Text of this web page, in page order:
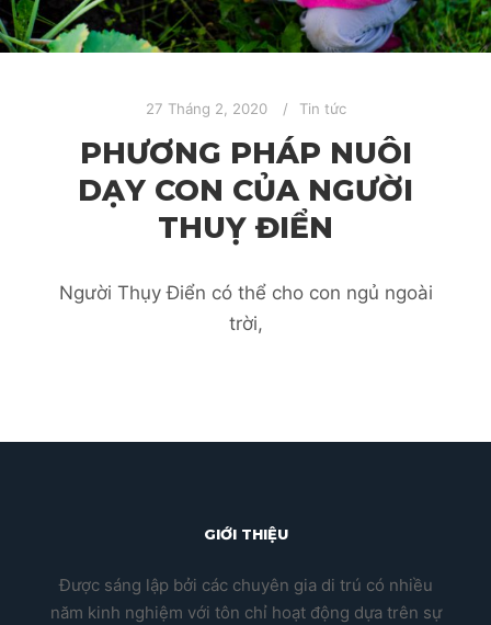
27 Tháng 2, 2020 Tin tức
PHƯƠNG PHÁP NUÔI
DẠY CON CỦA NGƯỜI
THUỴ ĐIỂN
Người Thụy Điển có thể cho con ngủ ngoài
trời,
GIỚI THIỆU
Được sáng lập bởi các chuyên gia di trú có nhiều
năm kinh nghiệm với tôn chỉ hoạt động dựa trên sự